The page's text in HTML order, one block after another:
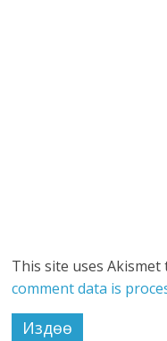
This site uses Akismet
comment data is
Издөө